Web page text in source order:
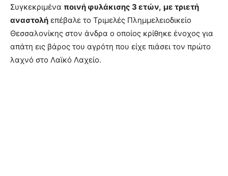
Συγκεκριμένα ποινή φυλάκισης 3 ετών, με τριετή
αναστολή επέβαλε το Τριμελές Πλημμελειοδικείο
Θεσσαλονίκης στον άνδρα ο οποίος κρίθηκε ένοχος για
απάτη εις βάρος του αγρότη που είχε πιάσει τον πρώτο
λαχνό στο Λαϊκό Λαχείο.